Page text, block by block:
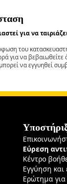
για να
του
για να βεβαιωθείτε
να εγγυηθεί
Εύρεση
Κέντρο
Εγγύηση και
Ερώτημα